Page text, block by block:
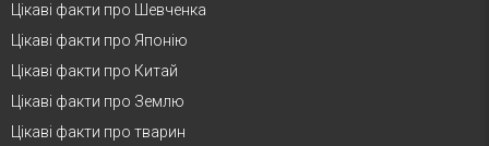
Цікаві факти про Шевченка
Цікаві факти про Японію
Цікаві факти про Китай
Цікаві факти про Землю
Цікаві факти про тварин